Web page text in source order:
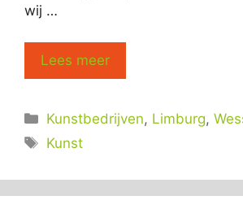
wij …
Lees meer
Categorieën
Kunstbedrijven, Limburg,
Tags
Kunst